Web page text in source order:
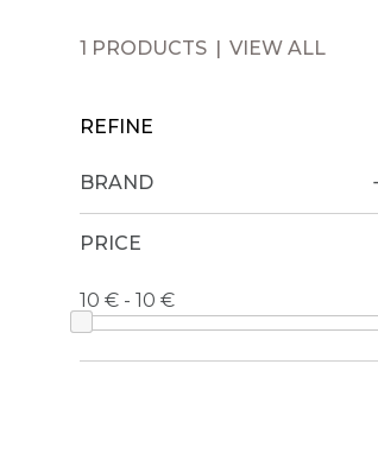
1 PRODUCTS VIEW ALL
REFINE
BRAND
PRICE
10 € - 10 €